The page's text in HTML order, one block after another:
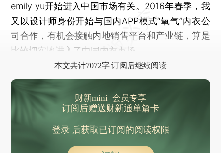
emily yu开始进入中国市场有关。2016年春季，我
又以设计师身份开始与国内APP模式“氧气”内衣公
司合作，有机会接触内地销售平台和产业链，算是
比较切实地进入了中国内衣市场。
本文共计7072字 订阅后继续阅读
财新mini+会员专享
订阅后赠送财新通单篇卡
登录后获取已订阅的阅读权限